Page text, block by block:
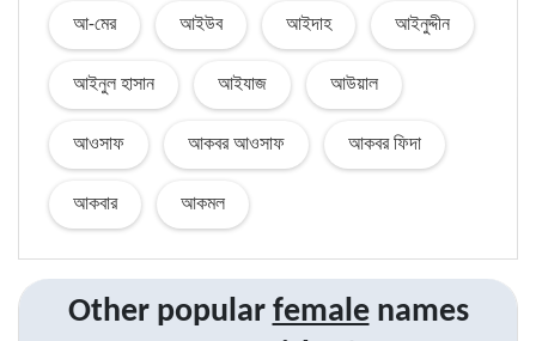
আ-মের আইউব আইদাহ আইনুদ্দীন
আইনুল হাসান আইযাজ আউয়াল
আওসাফ আকবর আওসাফ আকবর ফিদা
আকবার আকমল
Other popular femalenames